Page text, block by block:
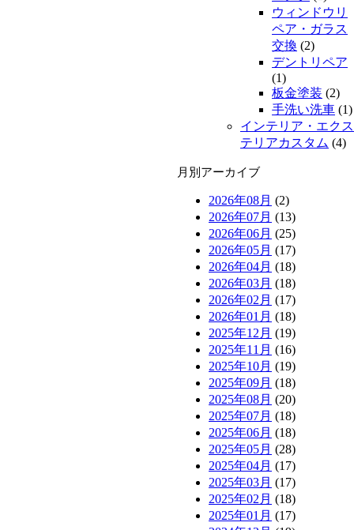
ウィンドウリ
ペア・ガラス
交換 (2)
デントリペア
(1)
板金塗装 (2)
手洗い洗車 (1)
インテリア・エクス
テリアカスタム (4)
月別アーカイブ
2026年08月 (2)
2026年07月 (13)
2026年06月 (25)
2026年05月 (17)
2026年04月 (18)
2026年03月 (18)
2026年02月 (17)
2026年01月 (18)
2025年12月 (19)
2025年11月 (16)
2025年10月 (19)
2025年09月 (18)
2025年08月 (20)
2025年07月 (18)
2025年06月 (18)
2025年05月 (28)
2025年04月 (17)
2025年03月 (17)
2025年02月 (18)
2025年01月 (17)